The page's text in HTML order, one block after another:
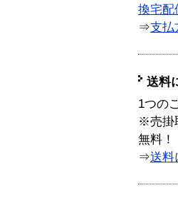
換宅配
⇒支払
送料
1つの
※売掛
無料！
⇒送料